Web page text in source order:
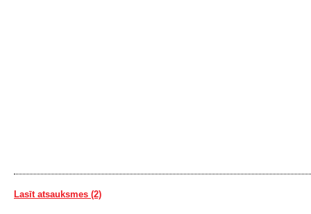
Lasīt atsauksmes (2)